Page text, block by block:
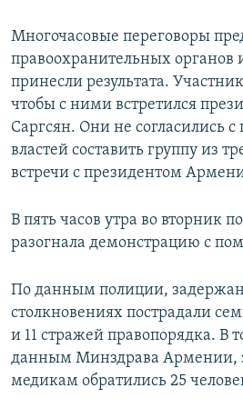
Многочасовые переговоры
правоохранительных органов
принесли результата.
чтобы с ними встретился
Саргсян. Они не согласились
властей составить группу из
встречи с президентом
В пять часов утра во вторник
разогнала демонстрацию с
По данным полиции,
столкновениях пострадали
и 11 стражей правопорядка. В
данным Минздрава Армении,
медикам обратились 25